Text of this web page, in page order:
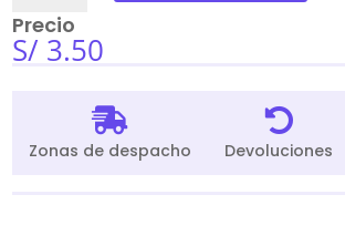
Pack
x
Precio
S/ 3.50

Zonas de despacho

Devoluciones